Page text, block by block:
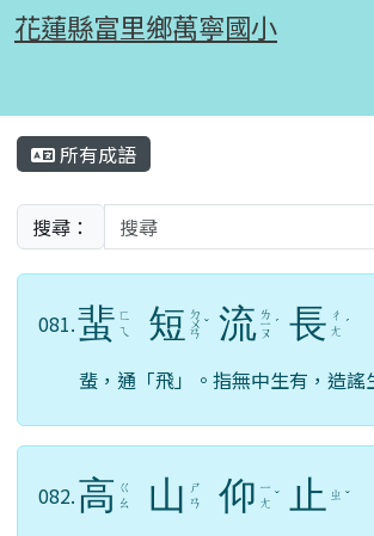
跳至主內容區
花蓮縣富里鄉萬寧國小
花蓮縣富里鄉萬寧國小
主內容區域
所有成語
搜尋：
081.蜚 ㄈ
ㄟ
短 ㄉ
ㄨ
ㄢ
ˇ 流 ㄌ
ㄧ
ㄡ
ˊ 長 ㄔ
ㄤ ˊ
蜚，通「飛」。指無中生有，造謠
082.高 ㄍ
ㄠ
山
ㄕ
ㄢ
仰 ㄧ
ㄤ ˇ 止 ㄓ ˇ
頁尾區域